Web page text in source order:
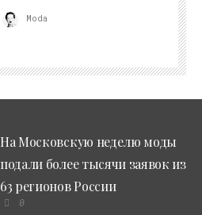
Moda
На Московскую неделю моды
подали более тысячи заявок из
63 регионов России
0